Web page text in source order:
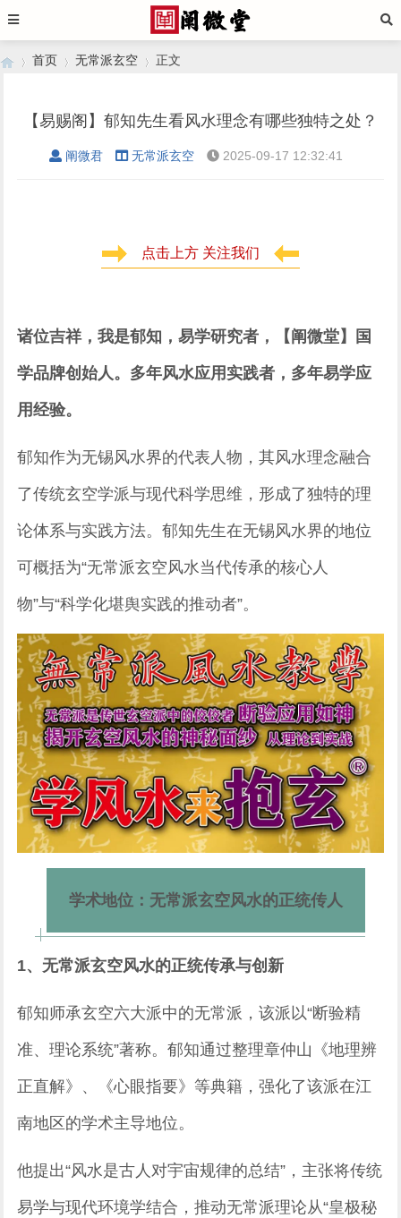
首页 无常派玄空 正文
【易赐阁】郁知先生看风水理念有哪些独特之处？
阐微君 无常派玄空 2025-09-17 12:32:41
点击上方 关注我们
诸位吉祥，我是郁知，易学研究者，【阐微堂】国
学品牌创始人。多年风水应用实践者，多年易学应
用经验。
郁知作为无锡风水界的代表人物，其风水理念融合
了传统玄空学派与现代科学思维，形成了独特的理
论体系与实践方法。郁知先生在无锡风水界的地位
可概括为“无常派玄空风水当代传承的核心人
物”与“科学化堪舆实践的推动者”。
学术地位：无常派玄空风水的正统传人
1、无常派玄空风水的正统传承与创新
郁知师承玄空六大派中的无常派，该派以“断验精
准、理论系统”著称。郁知通过整理章仲山《地理辨
正直解》、《心眼指要》等典籍，强化了该派在江
南地区的学术主导地位。
他提出“风水是古人对宇宙规律的总结”，主张将传统
易学与现代环境学结合，推动无常派理论从“皇极秘